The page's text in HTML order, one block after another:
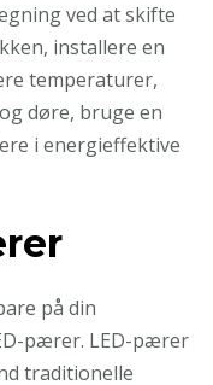
ved at skifte
installere en
temperaturer,
døre, bruge en
i energieffektive
på din
pærer. LED-pærer
traditionelle